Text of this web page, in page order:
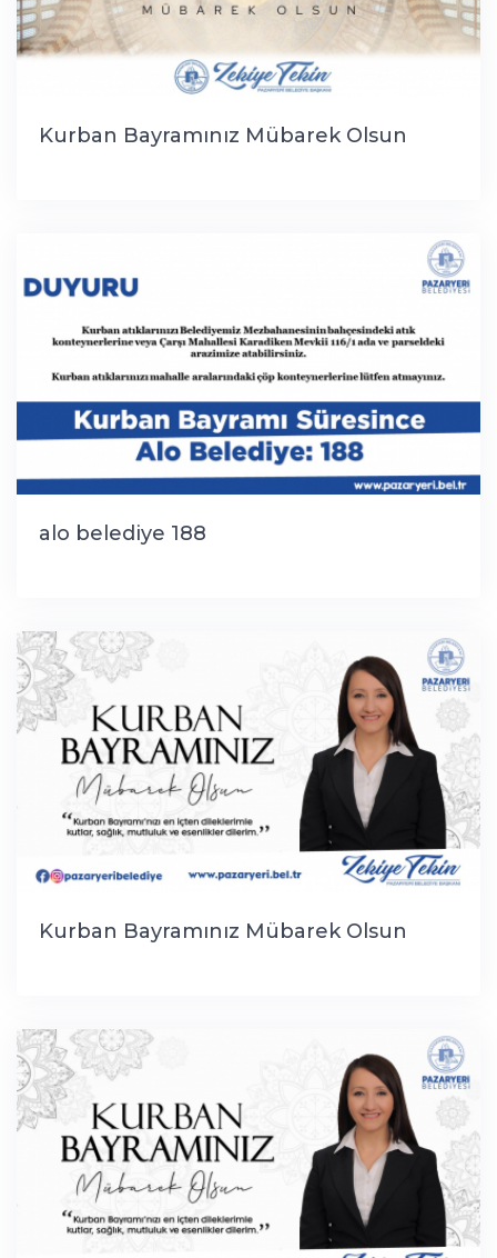
Kurban Bayramınız Mübarek Olsun
alo belediye 188
Kurban Bayramınız Mübarek Olsun